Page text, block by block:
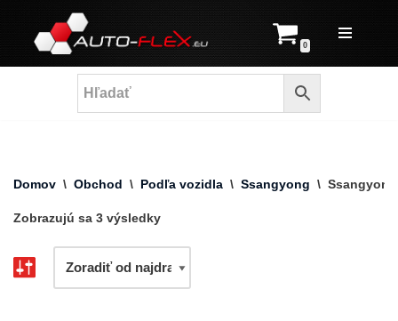
Prejsť
na
0
Domov \ Obchod \ Podľa vozidla \ Ssangyong \
Zobrazujú sa 3 výsledky